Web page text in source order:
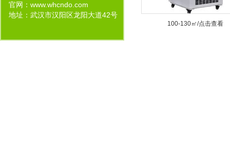
官网：www.whcndo.com
地址： 武汉市汉阳区龙阳大道42号
100-130㎡/点击查看